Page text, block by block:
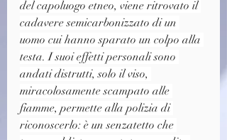
del capoluogo etneo, viene ritrovato il
cadavere semicarbonizzato di un
uomo cui hanno sparato un colpo alla
testa. I suoi effetti personali sono
andati distrutti, solo il viso,
miracolosamente scampato alle
fiamme, permette alla polizia di
riconoscerlo: è un senzatetto che